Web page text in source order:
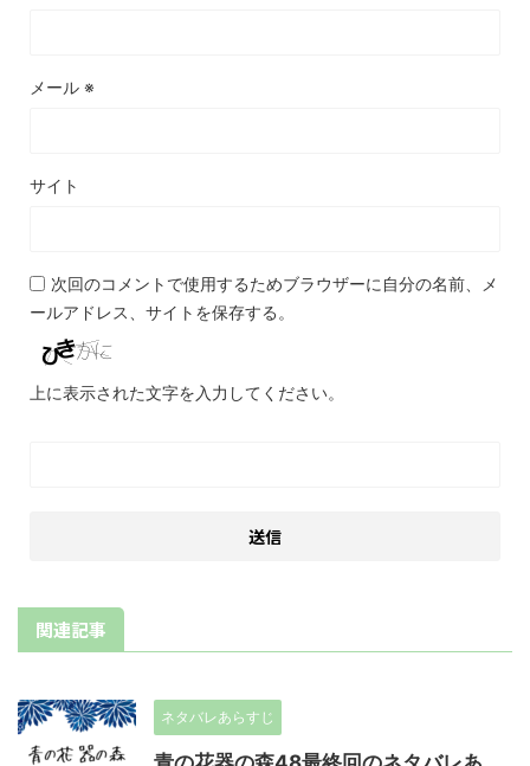
メール ※
サイト
次回のコメントで使用するためブラウザーに自分の名前、メ
ールアドレス、サイトを保存する。
上に表示された文字を入力してください。
関連記事
ネタバレあらすじ